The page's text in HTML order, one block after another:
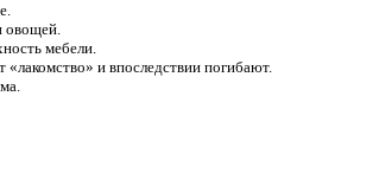
овощей.
мебели.
и впоследствии погибают.